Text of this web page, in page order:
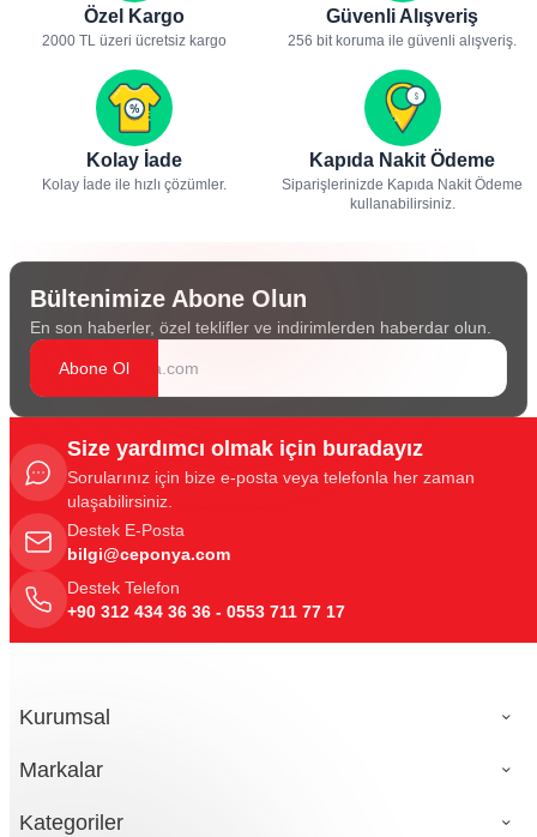
Özel Kargo
2000 TL üzeri ücretsiz kargo
Güvenli Alışveriş
256 bit koruma ile güvenli alışveriş.
Kolay İade
Kolay İade ile hızlı çözümler.
Kapıda Nakit Ödeme
Siparişlerinizde Kapıda Nakit Ödeme
kullanabilirsiniz.
Bültenimize Abone Olun
En son haberler, özel teklifler ve indirimlerden haberdar olun.
Abone Ol
Size yardımcı olmak için buradayız
Sorularınız için bize e-posta veya telefonla her zaman
ulaşabilirsiniz.
Destek E-Posta
bilgi@ceponya.com
Destek Telefon
+90 312 434 36 36 - 0553 711 77 17
Kurumsal
Markalar
Kategoriler